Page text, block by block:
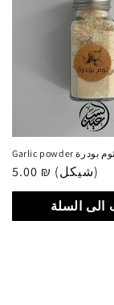
Garlic powder ثوم بودرة
سعر
عادي
5.00 ₪ (شيكل)
السلة